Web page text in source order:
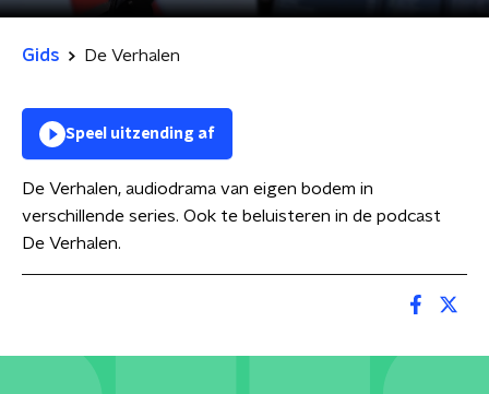
Gids De Verhalen
Speel uitzending af
De Verhalen, audiodrama van eigen bodem in
verschillende series. Ook te beluisteren in de podcast
De Verhalen.